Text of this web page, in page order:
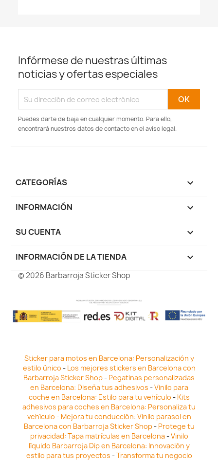
Infórmese de nuestras últimas
noticias y ofertas especiales
Puedes darte de baja en cualquier momento. Para ello,
encontrará nuestros datos de contacto en el aviso legal.
CATEGORÍAS 
INFORMACIÓN 
SU CUENTA 
INFORMACIÓN DE LA TIENDA keyboard_arrow_down
© 2026 Barbarroja Sticker Shop
Sticker para motos en Barcelona: Personalización y
estilo único - Los mejores stickers en Barcelona con
Barbarroja Sticker Shop- Pegatinas personalizadas
en Barcelona: Diseña tus adhesivos -Vinilo para
coche en Barcelona: Estilo para tu vehículo - Kits
adhesivos para coches en Barcelona: Personaliza tu
vehículo - Mejora tu conducción: Vinilo parasol en
Barcelona con Barbarroja Sticker Shop- Protege tu
privacidad: Tapa matrículas en Barcelona-Vinilo
líquido Barbarroja Dip en Barcelona: Innovación y
estilo para tus proyectos -Transforma tu negocio